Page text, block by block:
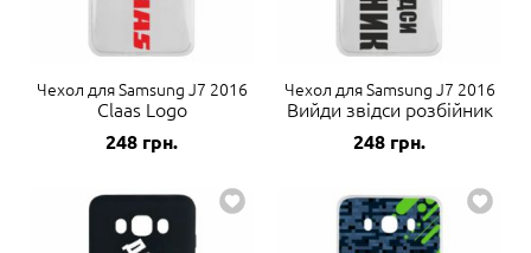
Чехол для Samsung J7 2016
Claas Logo
248 грн.
Чехол для Samsung J7 2016
Вийди звідси розбійник
248 грн.